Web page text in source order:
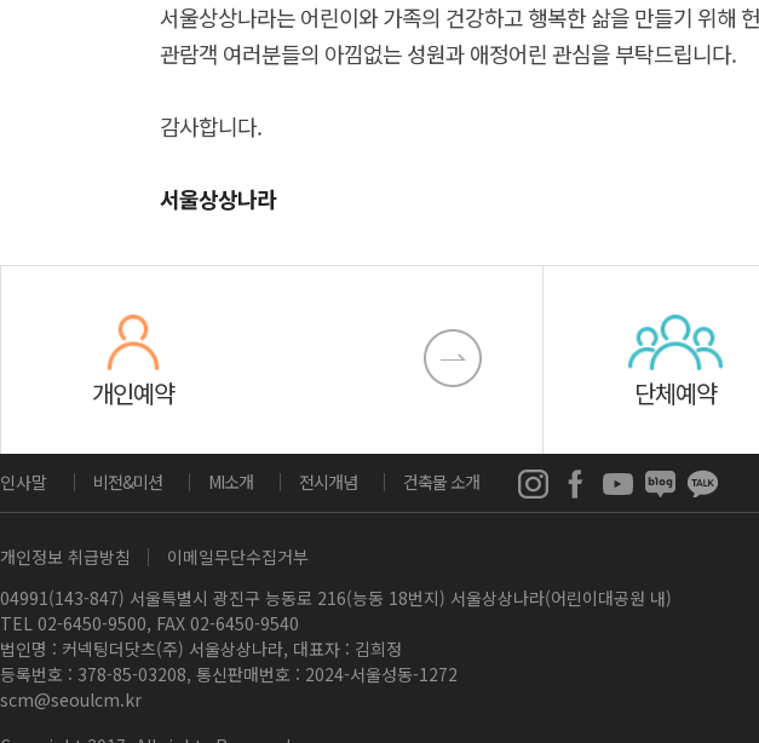
서울상상나라는 어린이와 가족의 건강하고 행복한 삶을 만들기 위해
관람객 여러분들의 아낌없는 성원과 애정어린 관심을 부탁드립니다.
감사합니다.
서울상상나라
개인예약 단체예약
인사말 비전&미션 MI소개 전시개념 건축물 소개
개인정보 취급방침
이메일무단수집거부
04991(143-847) 서울특별시 광진구 능동로 216(능동 18번지) 서울상상나라(어린이대공원 내)
TEL 02-6450-9500, FAX 02-6450-9540
법인명 : 커넥팅더닷츠(주) 서울상상나라, 대표자 : 김희정
등록번호 : 378-85-03208, 통신판매번호 : 2024-서울성동-1272
scm@seoulcm.kr